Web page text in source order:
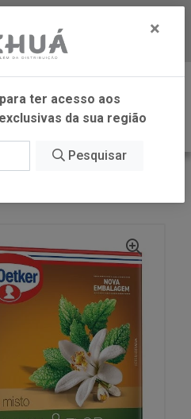
Baixe já nosso APP
0
×
ter acesso aos
da sua região
Pesquisar